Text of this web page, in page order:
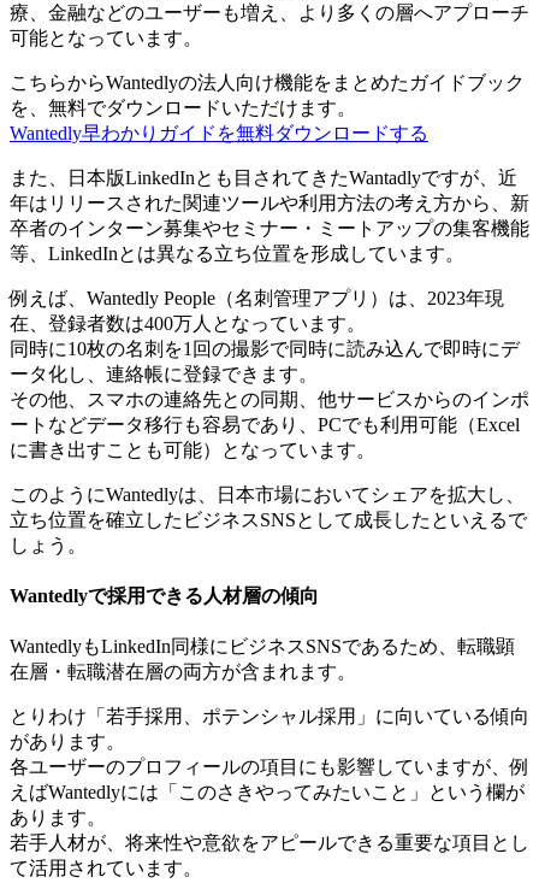
療、金融などのユーザーも増え、より多くの層へアプローチ
可能となっています。
こちらからWantedlyの法人向け機能をまとめたガイドブック
を、無料でダウンロードいただけます。
Wantedly早わかりガイドを無料ダウンロードする
また、日本版LinkedInとも目されてきたWantadlyですが、近
年はリリースされた関連ツールや利用方法の考え方から、新
卒者のインターン募集やセミナー・ミートアップの集客機能
等、LinkedInとは異なる立ち位置を形成しています。
例えば、Wantedly People（名刺管理アプリ）は、2023年現
在、登録者数は400万人となっています。
同時に10枚の名刺を1回の撮影で同時に読み込んで即時にデ
ータ化し、連絡帳に登録できます。
その他、スマホの連絡先との同期、他サービスからのインポ
ートなどデータ移行も容易であり、PCでも利用可能（Excel
に書き出すことも可能）となっています。
このようにWantedlyは、日本市場においてシェアを拡大し、
立ち位置を確立したビジネスSNSとして成長したといえるで
しょう。
Wantedlyで採用できる人材層の傾向
WantedlyもLinkedIn同様にビジネスSNSであるため、転職顕
在層・転職潜在層の両方が含まれます。
とりわけ「若手採用、ポテンシャル採用」に向いている傾向
があります。
各ユーザーのプロフィールの項目にも影響していますが、例
えばWantedlyには「このさきやってみたいこと」という欄が
あります。
若手人材が、将来性や意欲をアピールできる重要な項目とし
て活用されています。